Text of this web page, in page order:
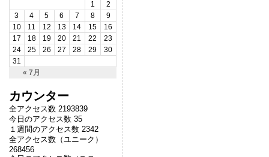
« 7月
1
2
3
4 5 6 7 8
9
10
11 12 13 14 15
16
17
18 19 20 21 22
23
24
25 26 27 28 29
30
31
カウンター
全アクセス数 2193839
今日のアクセス数 35
１週間のアクセス数 2342
全アクセス数（ユニーク）
268456